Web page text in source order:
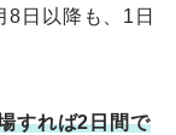
8日以降も、1日
すれば2日間で